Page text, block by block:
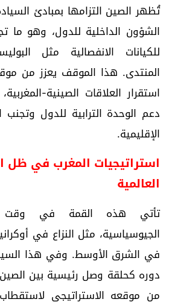
تُظهر الصين التزامها بمبادئ
الشؤون الداخلية للدول، وهو ما
للكيانات الانفصالية مثل
المنتدى. هذا الموقف يعزز من
استقرار العلاقات الصينية-
دعم الوحدة الترابية للدول وتجنب
الإقليمية.
استراتيجيات المغرب في ظل
العالمية
تأتي هذه القمة في وقت
الجيوسياسية، مثل النزاع في
في الشرق الأوسط. وفي هذا
دوره كحلقة وصل رئيسية بين
من موقعه الاستراتيجي